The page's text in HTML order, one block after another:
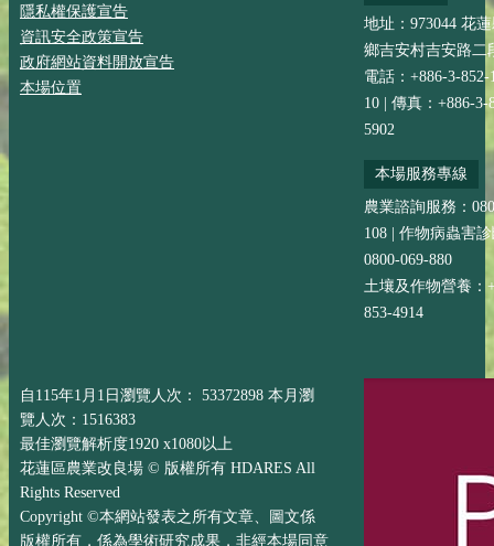
隱私權保護宣告
資訊安全政策宣告
政府網站資料開放宣告
本場位置
地址：973044 花
鄉吉安村吉安路二
電話：+886-3-852-
10 | 傳真：+886-3-
5902
本場服務專線
農業諮詢服務：
108 | 作物病蟲害
0800-069-880
土壤及作物營養：
853-4914
自115年1月1日瀏覽人次： 53372898 本月瀏
覽人次：1516383
最佳瀏覽解析度1920 x1080以上
花蓮區農業改良場 © 版權所有 HDARES All
Rights Reserved
Copyright ©本網站發表之所有文章、圖文係
版權所有，係為學術研究成果，非經本場同意